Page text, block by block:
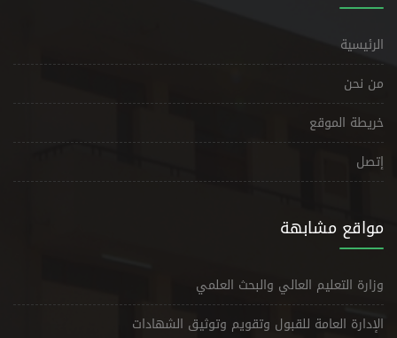
الرئيسية
من نحن
خريطة الموقع
إتصل
مواقع مشابهة
وزارة التعليم العالي والبحث العلمي
الإدارة العامة للقبول وتقويم وتوثيق الشهادات